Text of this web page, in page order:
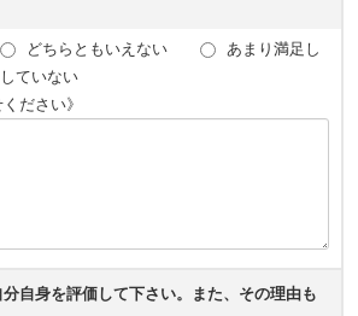
どちらともいえない
あまり満足し
ていない
ださい》
自身を評価して下さい。また、その理由も